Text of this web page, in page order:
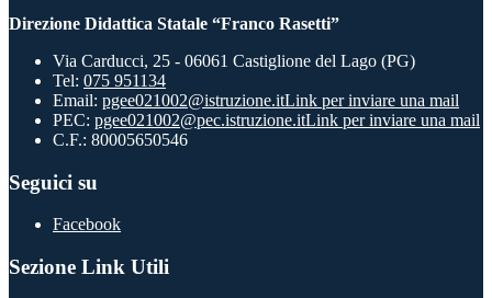
Direzione Didattica Statale “Franco Rasetti”
Via Carducci, 25 - 06061 Castiglione del Lago (PG)
Tel: 075 951134
Email: pgee021002@istruzione.itLink per inviare una mail
PEC: pgee021002@pec.istruzione.itLink per inviare una mail
C.F.: 80005650546
Seguici su
Facebook
Sezione Link Utili